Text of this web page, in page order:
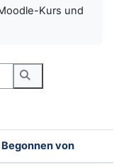
Kurs und
Foren
Begonnen von